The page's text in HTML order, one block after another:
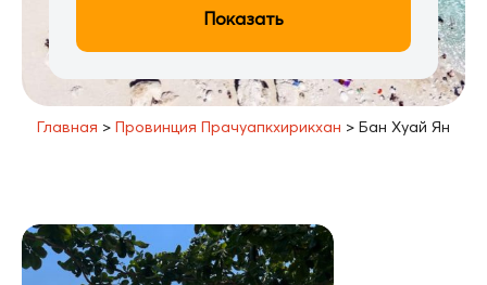
Показать
Главная > Провинция Прачуапкхирикхан > Бан Хуай Ян